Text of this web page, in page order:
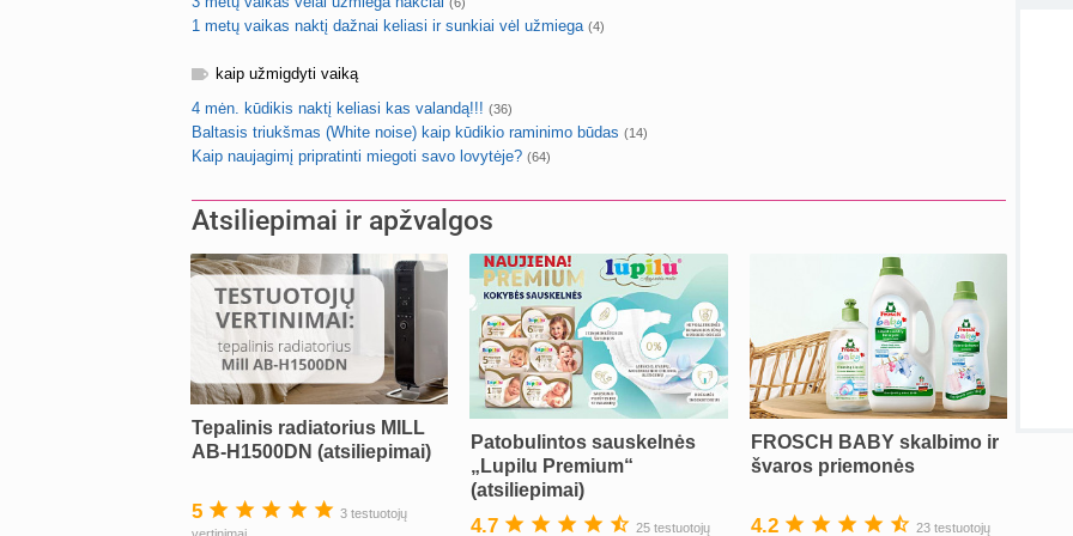
1 metų vaikas naktį dažnai keliasi ir sunkiai vėl užmiega (4)
kaip užmigdyti vaiką
4 mėn. kūdikis naktį keliasi kas valandą!!! (36)
Baltasis triukšmas (White noise) kaip kūdikio raminimo būdas (14)
Kaip naujagimį pripratinti miegoti savo lovytėje? (64)
Atsiliepimai ir apžvalgos
Tepalinis radiatorius MILL
AB-H1500DN (atsiliepimai)
5
3 testuotojų
Patobulintos sauskelnės
„Lupilu Premium“
(atsiliepimai)
4.7 25 testuotojų
FROSCH BABY skalbimo ir
švaros priemonės
4.2 23 testuotojų